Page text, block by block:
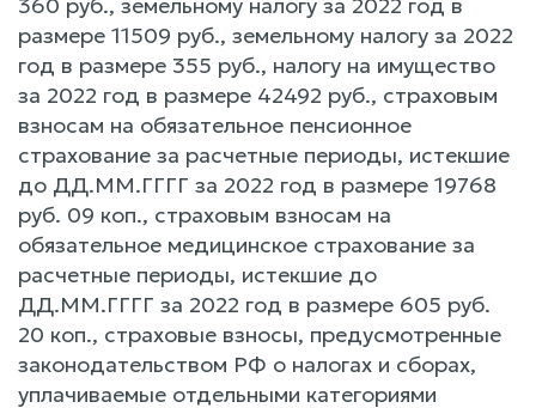
размере 11509 руб., земельному налогу за 2022
год в размере 355 руб., налогу на имущество
за 2022 год в размере 42492 руб., страховым
взносам на обязательное пенсионное
страхование за расчетные периоды, истекшие
до ДД.ММ.ГГГГ за 2022 год в размере 19768
руб. 09 коп., страховым взносам на
обязательное медицинское страхование за
расчетные периоды, истекшие до
ДД.ММ.ГГГГ за 2022 год в размере 605 руб.
20 коп., страховые взносы, предусмотренные
законодательством РФ о налогах и сборах,
уплачиваемые отдельными категориями